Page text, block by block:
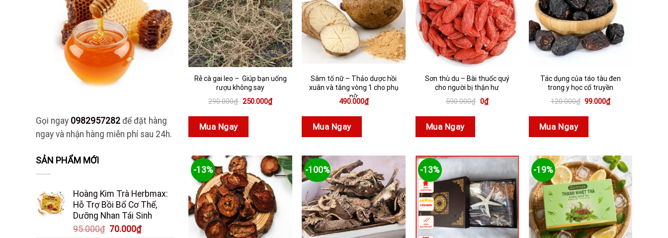
Gọi ngay 0982957282 để đặt hàng
ngay và nhận hàng miễn phí sau 24h.
SẢN PHẨM MỚI
Hoàng Kim Trà Herbmax:
Hỗ Trợ Bồi Bổ Cơ Thể,
Dưỡng Nhan Tái Sinh
95.000₫ Giá
70.000₫Giá
Rễ cà gai leo – Giúp bạn uống
rượu không say
290.000₫ Giá
là:
250.000₫Giá
hiện
Mua Ngay
Sâm tố nữ – Thảo dược hồi
xuân và tăng vòng 1 cho phụ
nữ
490.000₫
Mua Ngay
Sơn thù du – Bài thuốc quý
cho người bị thận hư
590.000₫ Giá
gốc
0₫Giá
hiện
Mua Ngay
Tác dụng của táo tàu đen
trong y học cổ truyền
120.000₫ Giá
là:
99.000₫Giá
hiện
Mua Ngay
-13% -100% -13% -19%